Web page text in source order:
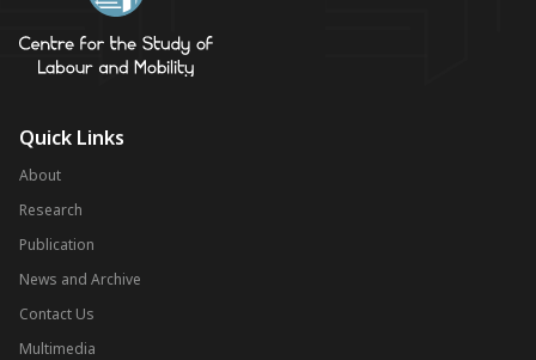
Quick Links
About
Research
Publication
News and Archive
Contact Us
Multimedia